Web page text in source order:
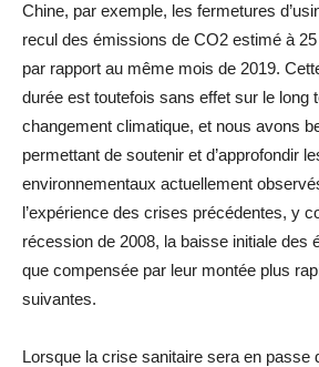
Chine, par exemple, les fermetures
recul des émissions de CO2 estimé à
par rapport au même mois de 2019.
durée est toutefois sans effet sur le long
changement climatique, et nous avons
permettant de soutenir et d’approfondir
environnementaux actuellement
l’expérience des crises précédentes, y
récession de 2008, la baisse initiale des
que compensée par leur montée plus
suivantes.
Lorsque la crise sanitaire sera en passe